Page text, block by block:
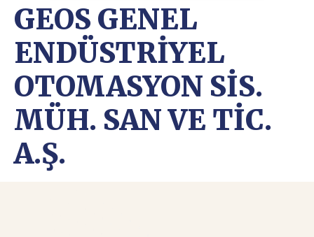
GEOS GENEL
ENDÜSTRİYEL
OTOMASYON SİS.
MÜH. SAN VE TİC.
A.Ş.